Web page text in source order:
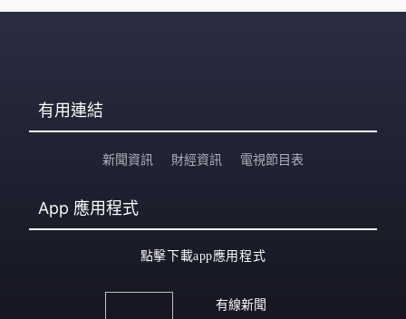
有用連結
新聞資訊 財經資訊 電視節目表
App 應用程式
點擊下載app應用程式
有線新聞